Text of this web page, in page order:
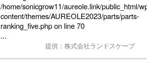
/home/sonicgrow11/aureole.link/public_html/
content/themes/AUREOLE2023/parts/parts-
ranking_five.phpon line70
...
提供：株式会社ランドスケープ